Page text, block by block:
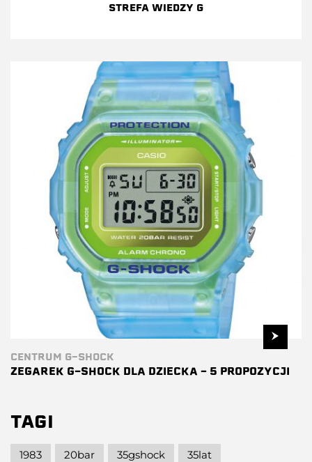
STREFA WIEDZY G
CENTRUM G-SHOCK
ZEGAREK G-SHOCK DLA DZIECKA – 5 PROPOZYCJI
TAGI
1983 20bar 35gshock
35lat